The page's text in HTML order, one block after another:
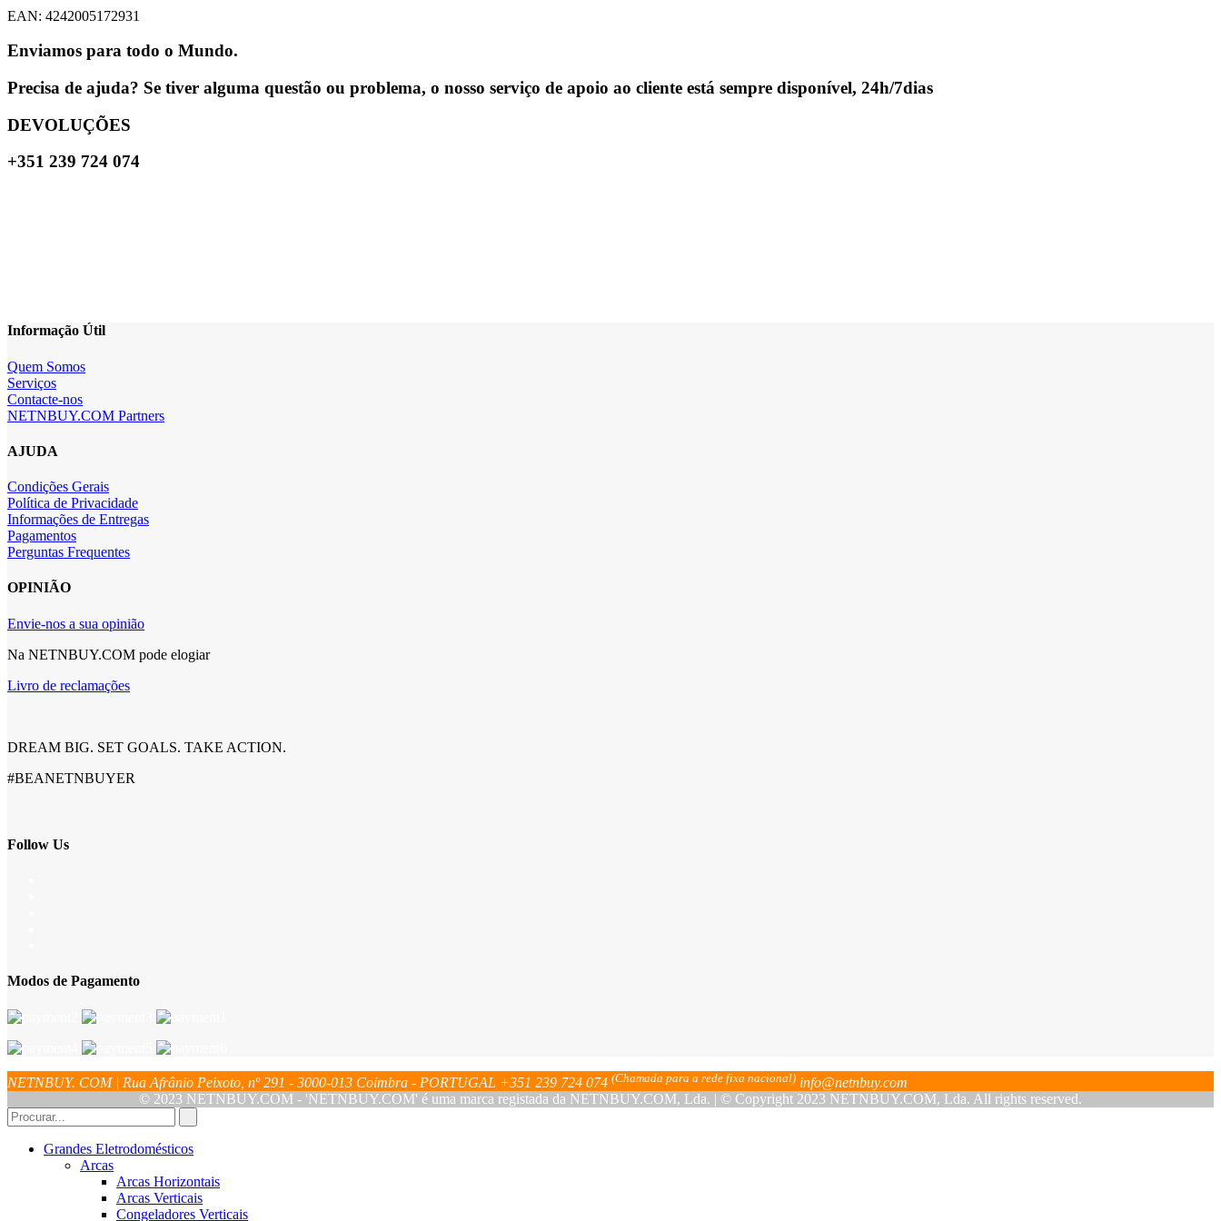
EAN: 4242005172931
Enviamos para todo o Mundo.
Precisa de ajuda? Se tiver alguma questão ou problema, o nosso serviço de apoio ao cliente está sempre disponível, 24h/7dias
DEVOLUÇÕES
+351 239 724 074
Informação Útil
Quem Somos
Serviços
Contacte-nos
NETNBUY.COM Partners
AJUDA
Condições Gerais
Política de Privacidade
Informações de Entregas
Pagamentos
Perguntas Frequentes
OPINIÃO
Envie-nos a sua opinião
Na NETNBUY.COM pode elogiar
Livro de reclamações
DREAM BIG. SET GOALS. TAKE ACTION.
#BEANETNBUYER
Follow Us
Modos de Pagamento
NETNBUY. COM | Rua Afrânio Peixoto, nº 291 - 3000-013 Coimbra - PORTUGAL +351 239 724 074 (Chamada para a rede fixa nacional) info@netnbuy.com
© 2023 NETNBUY.COM - 'NETNBUY.COM' é uma marca registada da NETNBUY.COM, Lda. | © Copyright 2023 NETNBUY.COM, Lda. All rights reserved.
Grandes Eletrodomésticos
Arcas
Arcas Horizontais
Arcas Verticais
Congeladores Verticais